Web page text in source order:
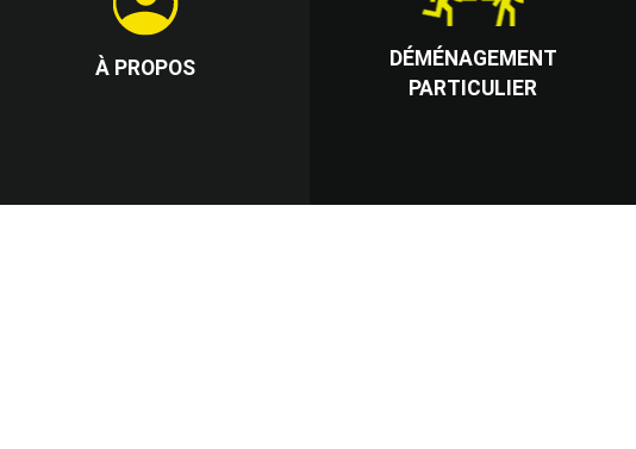
À PROPOS
DÉMÉNAGEMENT
PARTICULIER